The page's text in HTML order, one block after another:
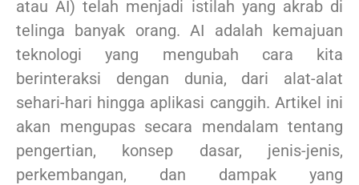
atau AI) telah menjadi istilah yang akrab di
telinga banyak orang. AI adalah kemajuan
teknologi yang mengubah cara kita
berinteraksi dengan dunia, dari alat-alat
sehari-hari hingga aplikasi canggih. Artikel ini
akan mengupas secara mendalam tentang
pengertian, konsep dasar, jenis-jenis,
perkembangan, dan dampak yang